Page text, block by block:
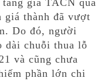
giá TACN quá
giá thành đã vượt
Do đó, người
dài chuỗi thua lỗ
và cũng chưa
phần lớn chi